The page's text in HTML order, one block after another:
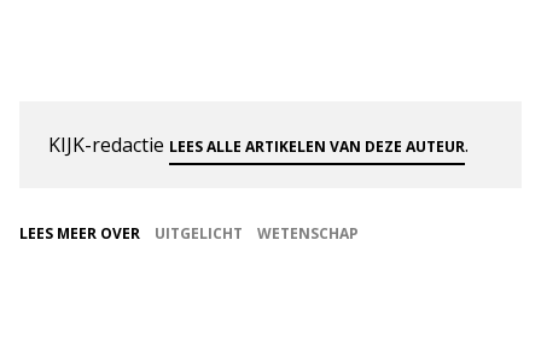
KIJK-redactie LEES ALLE ARTIKELEN VAN DEZE AUTEUR.
LEES MEER OVER UITGELICHT WETENSCHAP